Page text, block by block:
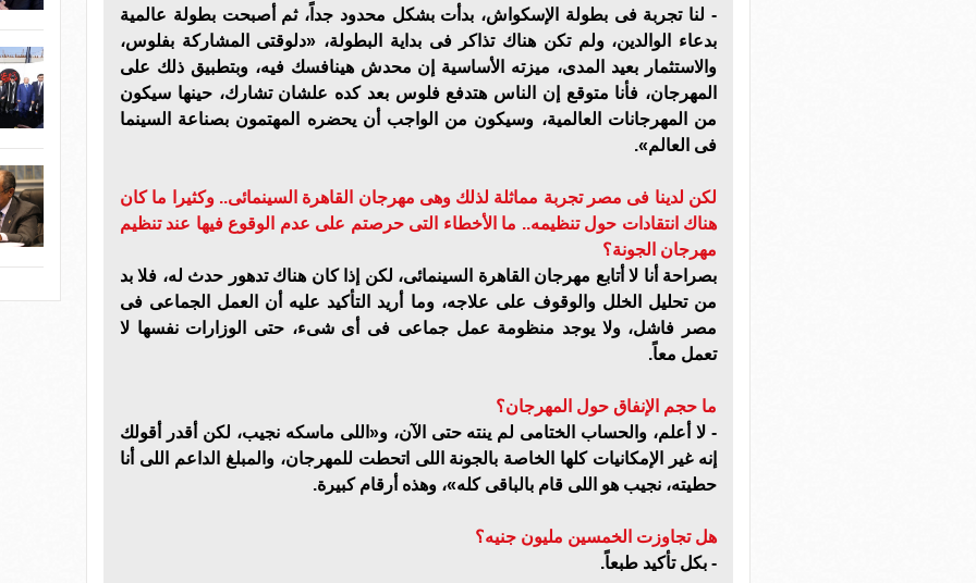
- لنا تجربة فى بطولة الإسكواش، بدأت بشكل محدود جداً، ثم أصبحت بطولة عالمية
بدعاء الوالدين، ولم تكن هناك تذاكر فى بداية البطولة، «دلوقتى المشاركة بفلوس،
والاستثمار بعيد المدى، ميزته الأساسية إن محدش هينافسك فيه، وبتطبيق ذلك على
المهرجان، فأنا متوقع إن الناس هتدفع فلوس بعد كده علشان تشارك، حينها سيكون
من المهرجانات العالمية، وسيكون من الواجب أن يحضره المهتمون بصناعة السينما
فى العالم».
لكن لدينا فى مصر تجربة مماثلة لذلك وهى مهرجان القاهرة السينمائى.. وكثيرا ما كان
هناك انتقادات حول تنظيمه.. ما الأخطاء التى حرصتم على عدم الوقوع فيها عند تنظيم
مهرجان الجونة؟
بصراحة أنا لا أتابع مهرجان القاهرة السينمائى، لكن إذا كان هناك تدهور حدث له، فلا بد
من تحليل الخلل والوقوف على علاجه، وما أريد التأكيد عليه أن العمل الجماعى فى
مصر فاشل، ولا يوجد منظومة عمل جماعى فى أى شىء، حتى الوزارات نفسها لا
تعمل معاً.
ما حجم الإنفاق حول المهرجان؟
- لا أعلم، والحساب الختامى لم ينته حتى الآن، و«اللى ماسكه نجيب، لكن أقدر أقولك
إنه غير الإمكانيات كلها الخاصة بالجونة اللى اتحطت للمهرجان، والمبلغ الداعم اللى أنا
حطيته، نجيب هو اللى قام بالباقى كله»، وهذه أرقام كبيرة.
هل تجاوزت الخمسين مليون جنيه؟
- بكل تأكيد طبعاً.